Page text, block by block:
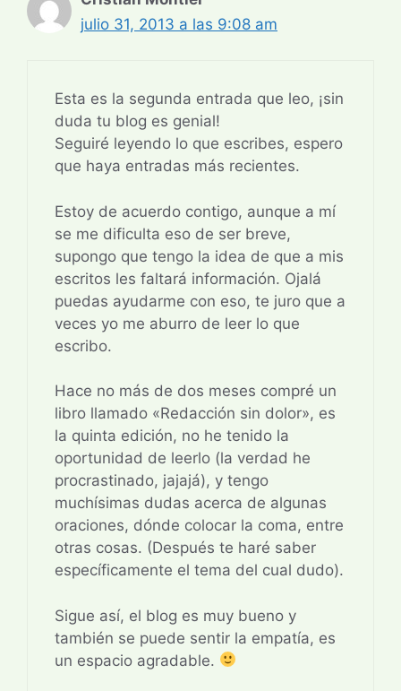
julio 31, 2013 a las 9:08 am
Esta es la segunda entrada que leo, ¡sin
duda tu blog es genial!
Seguiré leyendo lo que escribes, espero
que haya entradas más recientes.
Estoy de acuerdo contigo, aunque a mí
se me dificulta eso de ser breve,
supongo que tengo la idea de que a mis
escritos les faltará información. Ojalá
puedas ayudarme con eso, te juro que a
veces yo me aburro de leer lo que
escribo.
Hace no más de dos meses compré un
libro llamado «Redacción sin dolor», es
la quinta edición, no he tenido la
oportunidad de leerlo (la verdad he
procrastinado, jajajá), y tengo
muchísimas dudas acerca de algunas
oraciones, dónde colocar la coma, entre
otras cosas. (Después te haré saber
específicamente el tema del cual dudo).
Sigue así, el blog es muy bueno y
también se puede sentir la empatía, es
un espacio agradable.